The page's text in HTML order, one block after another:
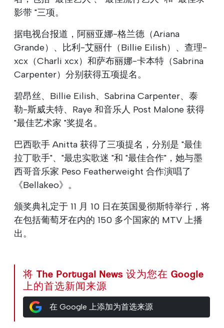
影带 "三项。
据电视台报道，阿丽亚娜-格兰德（Ariana
Grande）、比利-艾丽什（Billie Eilish）、查理-
xcx（Charli xcx）和萨布丽娜-卡本特（Sabrina
Carpenter）分别获得五项提名。
碧昂丝、Billie Eilish、Sabrina Carpenter、泰
勒-斯威夫特、Raye 和音乐人 Post Malone 获得
"最佳艺术家 "奖提名。
巴西歌手 Anitta 获得了三项提名，分别是 "最佳
拉丁歌手"、"最忠实歌迷 "和 "最佳合作"，她与墨
西哥音乐家 Peso Featherweight 合作演唱了
《Bellakeo》。
颁奖典礼定于 11 月 10 日在英国曼彻斯特举行，将
在包括葡萄牙在内的 150 多个国家的 MTV 上播
出。
将 The Portugal News 设为您在 Google
上的首选新闻来源
在 Google 上添加为首选来源